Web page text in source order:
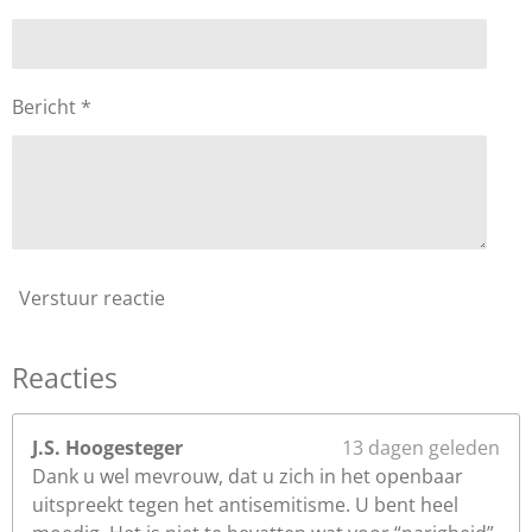
r
Bericht *
Verstuur reactie
Reacties
J.S. Hoogesteger
13 dagen geleden
Dank u wel mevrouw, dat u zich in het openbaar
uitspreekt tegen het antisemitisme. U bent heel